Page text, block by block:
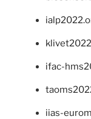
ifac-
iias-